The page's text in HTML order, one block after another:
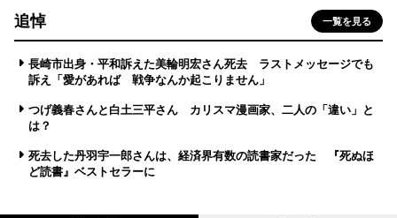
追悼 一覧を見る
長崎市出身・平和訴えた美輪明宏さん死去 ラストメッセージでも
訴え「愛があれば 戦争なんか起こりません」
つげ義春さんと白土三平さん カリスマ漫画家、二人の「違い」と
は？
死去した丹羽宇一郎さんは、経済界有数の読書家だった 『死ぬほ
ど読書』ベストセラーに